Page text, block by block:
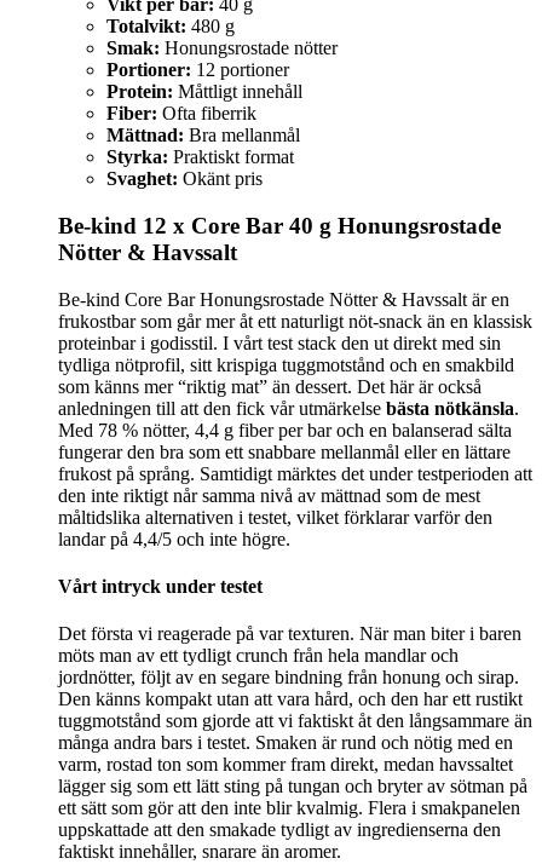
Vikt per bar: 40 g
Totalvikt: 480 g
Smak: Honungsrostade nötter
Portioner: 12 portioner
Protein: Måttligt innehåll
Fiber: Ofta fiberrik
Mättnad: Bra mellanmål
Styrka: Praktiskt format
Svaghet: Okänt pris
Be-kind 12 x Core Bar 40 g Honungsrostade
Nötter & Havssalt
Be-kind Core Bar Honungsrostade Nötter & Havssalt är en
frukostbar som går mer åt ett naturligt nöt-snack än en klassisk
proteinbar i godisstil. I vårt test stack den ut direkt med sin
tydliga nötprofil, sitt krispiga tuggmotstånd och en smakbild
som känns mer “riktig mat” än dessert. Det här är också
anledningen till att den fick vår utmärkelse bästa nötkänsla.
Med 78 % nötter, 4,4 g fiber per bar och en balanserad sälta
fungerar den bra som ett snabbare mellanmål eller en lättare
frukost på språng. Samtidigt märktes det under testperioden att
den inte riktigt når samma nivå av mättnad som de mest
måltidslika alternativen i testet, vilket förklarar varför den
landar på 4,4/5 och inte högre.
Vårt intryck under testet
Det första vi reagerade på var texturen. När man biter i baren
möts man av ett tydligt crunch från hela mandlar och
jordnötter, följt av en segare bindning från honung och sirap.
Den känns kompakt utan att vara hård, och den har ett rustikt
tuggmotstånd som gjorde att vi faktiskt åt den långsammare än
många andra bars i testet. Smaken är rund och nötig med en
varm, rostad ton som kommer fram direkt, medan havssaltet
lägger sig som ett lätt sting på tungan och bryter av sötman på
ett sätt som gör att den inte blir kvalmig. Flera i smakpanelen
uppskattade att den smakade tydligt av ingredienserna den
faktiskt innehåller, snarare än aromer.